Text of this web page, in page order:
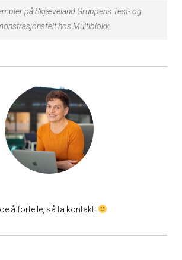
på Skjæveland Gruppens Test- og
hos Multiblokk.
å fortelle, så ta kontakt!